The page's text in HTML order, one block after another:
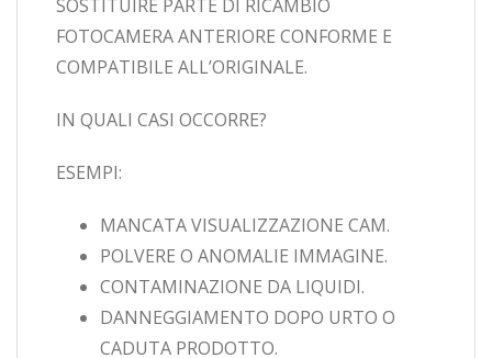
SOSTITUIRE PARTE DI RICAMBIO
FOTOCAMERA ANTERIORE CONFORME E
COMPATIBILE ALL’ORIGINALE.
IN QUALI CASI OCCORRE?
ESEMPI:
MANCATA VISUALIZZAZIONE CAM.
POLVERE O ANOMALIE IMMAGINE.
CONTAMINAZIONE DA LIQUIDI.
DANNEGGIAMENTO DOPO URTO O
CADUTA PRODOTTO.